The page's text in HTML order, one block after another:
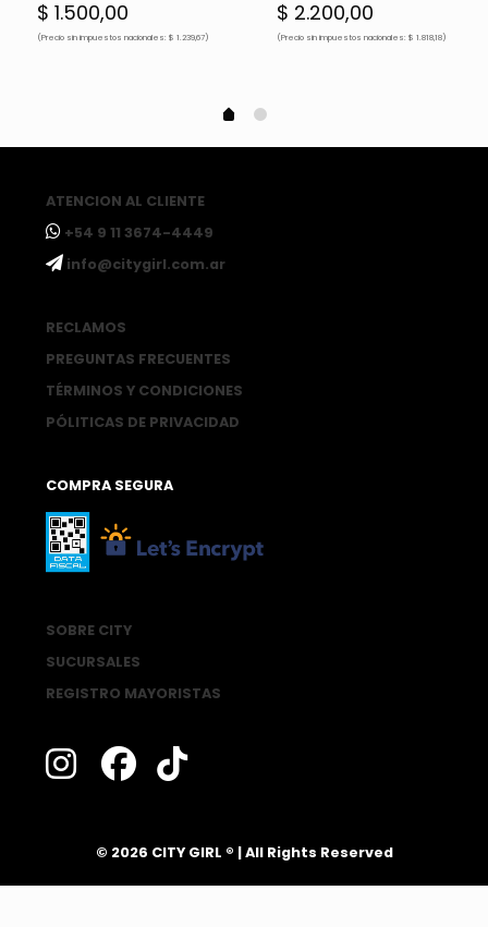
$ 1.500,00
(Precio sin impuestos nacionales: $ 1.239,67)
$ 2.200,00
(Precio sin impuestos nacionales: $ 1.818,18)
ATENCION AL CLIENTE
ㅤ+54 9 11 3674-4449
ㅤinfo@citygirl.com.ar
RECLAMOS
PREGUNTAS FRECUENTES
TÉRMINOS Y CONDICIONES
PÓLITICAS DE PRIVACIDAD
COMPRA SEGURA
SOBRE CITY
SUCURSALES
REGISTRO MAYORISTAS
© 2026 CITY GIRL ® | All Rights Reserved